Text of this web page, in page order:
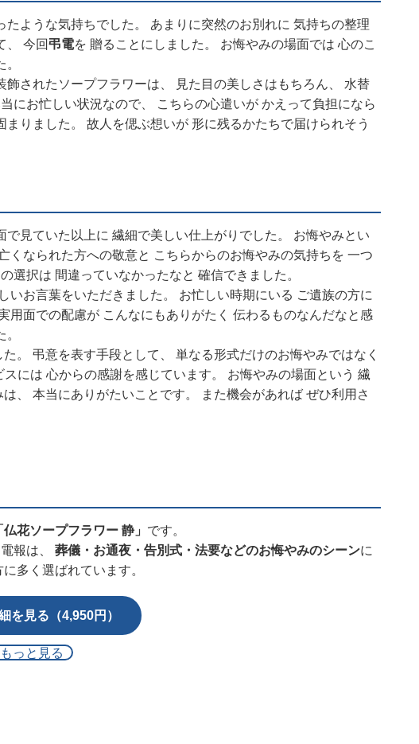
ような気持ちでした。 あまりに突然のお別れに 気持ちの整理
、 今回弔電を 贈ることにしました。 お悔やみの場面では 心のこ
飾されたソープフラワーは、 見た目の美しさはもちろん、 水替
にお忙しい状況なので、 こちらの心遣いが かえって負担になら
りました。 故人を偲ぶ想いが 形に残るかたちで届けられそう
見ていた以上に 繊細で美しい仕上がりでした。 お悔やみとい
くなられた方への敬意と こちらからのお悔やみの気持ちを 一つ
選択は 間違っていなかったなと 確信できました。
お言葉をいただきました。 お忙しい時期にいる ご遺族の方に
用面での配慮が こんなにもありがたく 伝わるものなんだなと感
。 弔意を表す手段として、 単なる形式だけのお悔やみではなく
には 心からの感謝を感じています。 お悔やみの場面という 繊
、 本当にありがたいことです。 また機会があれば ぜひ利用さ
仏花ソープフラワー 静」 です。
報は、 葬儀・お通夜・告別式・法要などのお悔やみのシーンに
多く選ばれています。
を見る（4,950円）
っと見る